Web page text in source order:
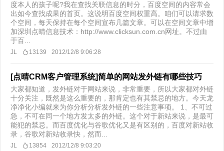
度本人的孩子呢?我在查找关联信息的时分，百度空间的内容常会
出如今查找成果的首页。这说明百度空间权重高。咱们可以请求数
个空间，每天保持在每个空间宣布几篇文章。可以在空间文章中增
加深圳点晴信息技术：http://www.clicksun.com.cn网址。不过由
于百...
JL 13139 2012/12/8 9:06:28
[点晴CRM客户管理系统]简单的网站发外链有哪些技巧
大家都知道，发外链对于网站来说，非常重要，所以大家都对外链
十分关注，既然是这么重要的，那肯定也有其禁忌的地方。今天龙
净净化小编就来为你分析分析发外链的一些注意事项。 1、不可过
急，不可在同一个地方发太多的外链。这个对于新站来说，是最可
能犯的禁忌。而百度优化与谷歌优化又是有区别的，百度对新站收
录，谷歌对新站收录快，然而...
JL 13854 2012/12/8 9:03:20